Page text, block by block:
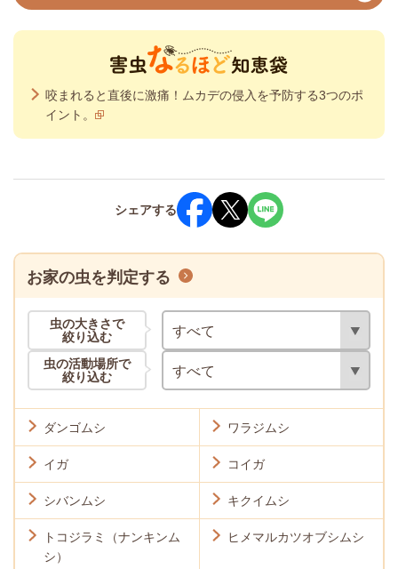
咬まれると直後に激痛！ムカデの侵入を予防する3つのポ
イント。
シェアする
お家の虫を判定する
虫の大きさで
絞り込む
虫の活動場所で
絞り込む
ダンゴムシ ワラジムシ
イガ コイガ
シバンムシ キクイムシ
トコジラミ（ナンキンム
シ）
ヒメマルカツオブシムシ